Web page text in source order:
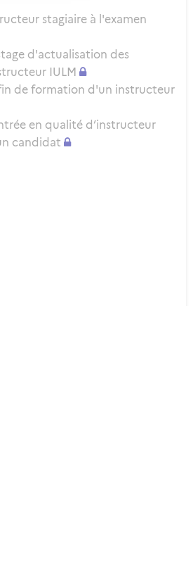
stagiaire à l'examen
d'actualisation des
IULM
de formation d'un instructeur
en qualité d’instructeur
candidat